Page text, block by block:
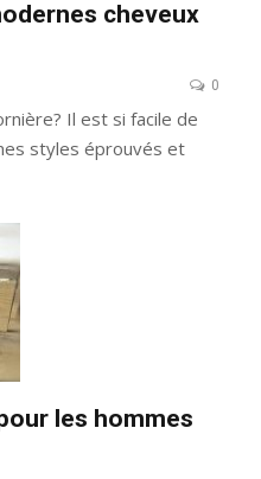
cheveux
0
Il est si facile de
styles éprouvés et
les hommes